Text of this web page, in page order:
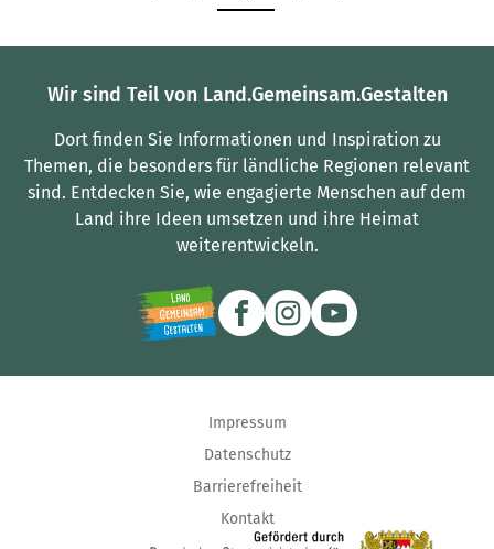
Wir sind Teil von Land.Gemeinsam.Gestalten
Dort finden Sie Informationen und Inspiration zu
Themen, die besonders für ländliche Regionen relevant
sind. Entdecken Sie, wie engagierte Menschen auf dem
Land ihre Ideen umsetzen und ihre Heimat
weiterentwickeln.
Impressum
Datenschutz
Barrierefreiheit
Kontakt